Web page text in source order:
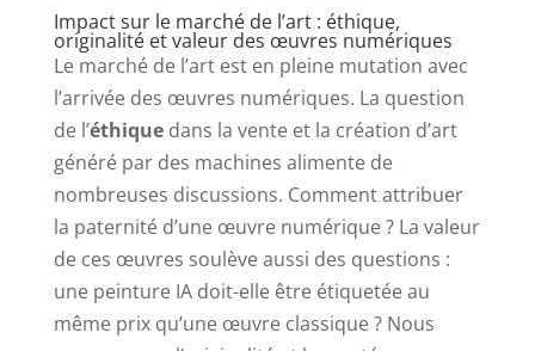
Impact sur le marché de l’art : éthique,
originalité et valeur des œuvres numériques
Le marché de l’art est en pleine mutation avec
l’arrivée des œuvres numériques. La question
de l’éthiquedans la vente et la création d’art
généré par des machines alimente de
nombreuses discussions. Comment attribuer
la paternité d’une œuvre numérique ? La valeur
de ces œuvres soulève aussi des questions :
une peinture IA doit-elle être étiquetée au
même prix qu’une œuvre classique ? Nous